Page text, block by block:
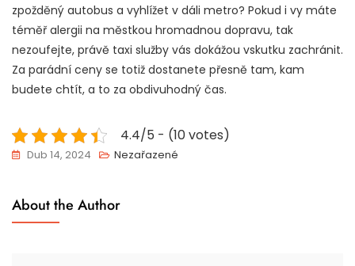
zpožděný autobus a vyhlížet v dáli metro? Pokud i vy máte
téměř alergii na městkou hromadnou dopravu, tak
nezoufejte, právě taxi služby vás dokážou vskutku zachránit.
Za parádní ceny se totiž dostanete přesně tam, kam
budete chtít, a to za obdivuhodný čas.
4.4/5 - (10 votes)
Dub 14, 2024 Nezařazené
About the Author